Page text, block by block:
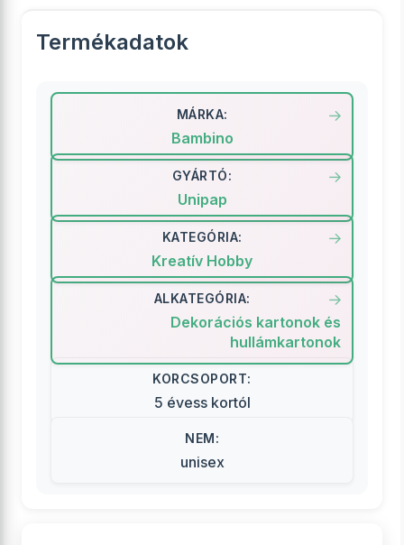
Termékadatok
MÁRKA:
Bambino
GYÁRTÓ:
Unipap
KATEGÓRIA:
Kreatív Hobby
ALKATEGÓRIA:
Dekorációs kartonok és
hullámkartonok
KORCSOPORT:
5 évess kortól
NEM:
unisex